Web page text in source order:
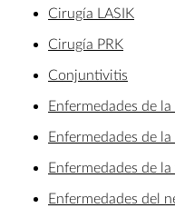
Cirugía LASIK
Cirugía PRK
Conjuntivitis
Enfermedades de
Enfermedades de
Enfermedades de
Enfermedades del